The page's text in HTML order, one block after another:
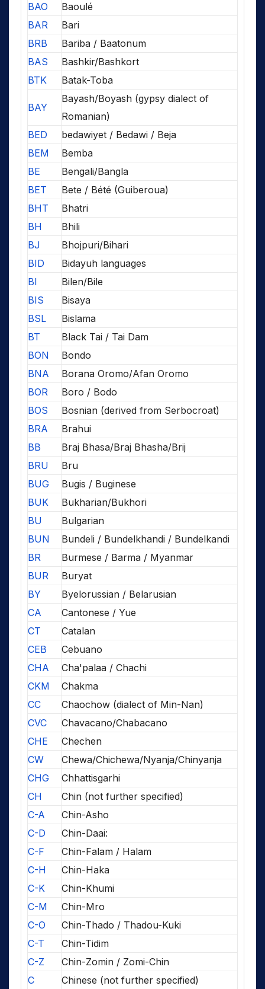
BAO
Baoulé
BAR
Bari
BRB
Bariba / Baatonum
BAS
Bashkir/Bashkort
BTK
Batak-Toba
BAY
Bayash/Boyash (gypsy dialect of
Romanian)
BED
bedawiyet / Bedawi / Beja
BEM
Bemba
BE
Bengali/Bangla
BET
Bete / Bété (Guiberoua)
BHT
Bhatri
BH
Bhili
BJ
Bhojpuri/Bihari
BID
Bidayuh languages
BI
Bilen/Bile
BIS
Bisaya
BSL
Bislama
BT
Black Tai / Tai Dam
BON
Bondo
BNA
Borana Oromo/Afan Oromo
BOR
Boro / Bodo
BOS
Bosnian (derived from Serbocroat)
BRA
Brahui
BB
Braj Bhasa/Braj Bhasha/Brij
BRU
Bru
BUG
Bugis / Buginese
BUK
Bukharian/Bukhori
BU
Bulgarian
BUN
Bundeli / Bundelkhandi / Bundelkandi
BR
Burmese / Barma / Myanmar
BUR
Buryat
BY
Byelorussian / Belarusian
CA
Cantonese / Yue
CT
Catalan
CEB
Cebuano
CHA
Cha'palaa / Chachi
CKM
Chakma
CC
Chaochow (dialect of Min-Nan)
CVC
Chavacano/Chabacano
CHE
Chechen
CW
Chewa/Chichewa/Nyanja/Chinyanja
CHG
Chhattisgarhi
CH
Chin (not further specified)
C-A
Chin-Asho
C-D
Chin-Daai:
C-F
Chin-Falam / Halam
C-H
Chin-Haka
C-K
Chin-Khumi
C-M
Chin-Mro
C-O
Chin-Thado / Thadou-Kuki
C-T
Chin-Tidim
C-Z
Chin-Zomin / Zomi-Chin
C
Chinese (not further specified)